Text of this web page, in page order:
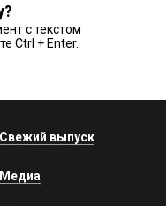
с текстом
Ctrl + Enter.
Свежий выпуск
Медиа